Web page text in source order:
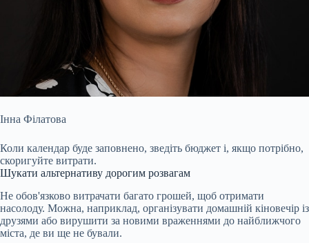
Інна Філатова
Коли календар буде заповнено, зведіть бюджет і, якщо потрібно,
скоригуйте витрати.
Шукати альтернативу дорогим розвагам
Не обов'язково витрачати багато грошей, щоб отримати
насолоду. Можна, наприклад, організувати домашній кіновечір із
друзями або вирушити за новими враженнями до найближчого
міста, де ви ще не бували.